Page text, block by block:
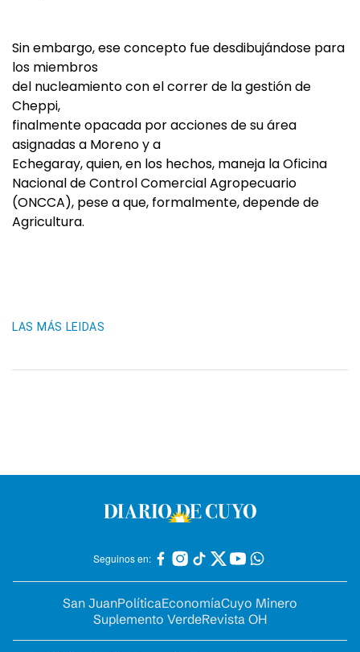
Sin embargo, ese concepto fue desdibujándose para
los miembros
del nucleamiento con el correr de la gestión de
Cheppi,
finalmente opacada por acciones de su área
asignadas a Moreno y a
Echegaray, quien, en los hechos, maneja la Oficina
Nacional de Control Comercial Agropecuario
(ONCCA), pese a que, formalmente, depende de
Agricultura.
LAS MÁS LEIDAS
Seguinos en:
San JuanPolíticaEconomíaCuyo Minero
Suplemento VerdeRevista OH